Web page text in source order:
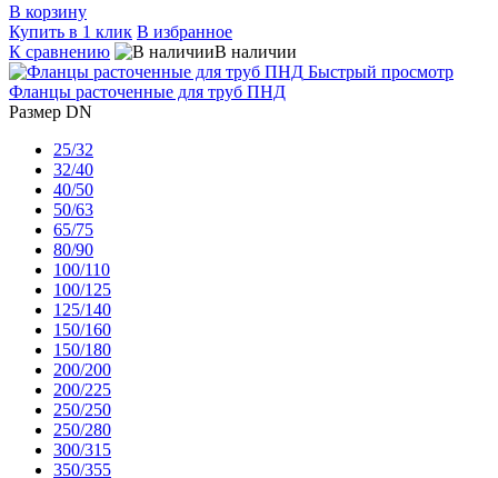
В корзину
Купить в 1 клик В избранное
К сравнению
В наличии
Быстрый просмотр
Фланцы расточенные для труб ПНД
Размер DN
25/32
32/40
40/50
50/63
65/75
80/90
100/110
100/125
125/140
150/160
150/180
200/200
200/225
250/250
250/280
300/315
350/355